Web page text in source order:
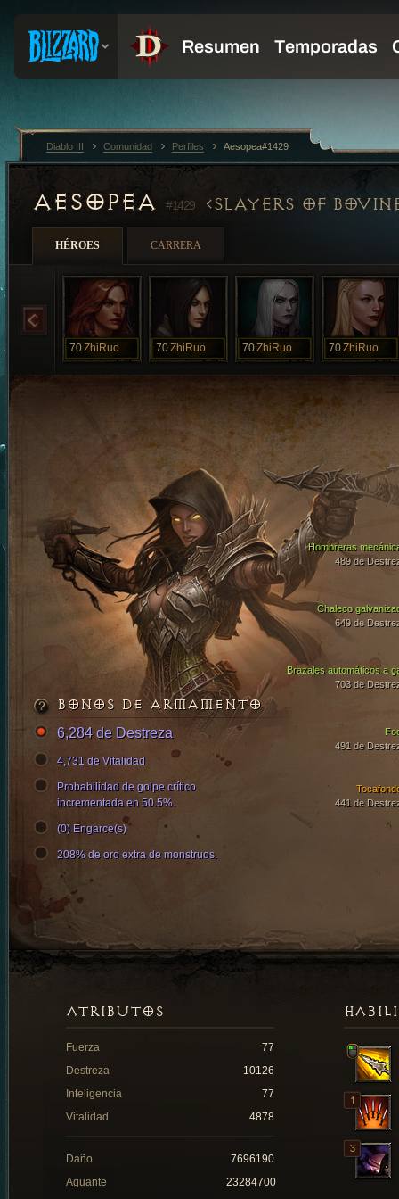
AESOPEA #1429 SLAYERS OF
HÉROES CARRERA
70ZhiRuo 70ZhiRuo 70ZhiRuo 70ZhiRuo
Chaleco
649 de
Brazales automáticos a
703 de
Hombreras
489 de
441 de
491 de
BONOS DE ARMAMENTO
6,284 de Destreza
4,731 de Vitalidad
Probabilidad de golpe crítico
incrementada en 50.5%.
(0) Engarce(s)
208% de oro extra de monstruos.
ATRIBUTOS
Fuerza
77
Destreza
10126
Inteligencia
77
Vitalidad
4878
Daño
7696190
Aguante
23284700
Diablo III Comunidad Perfiles Aesopea#1429